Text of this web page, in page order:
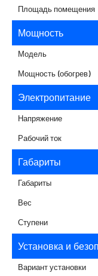
Площадь помещения
Мощность
Модель
Мощность (обогрев)
Электропитание
Напряжение
Рабочий ток
Габариты
Габариты
Вес
Ступени
Установка и
Вариант установки